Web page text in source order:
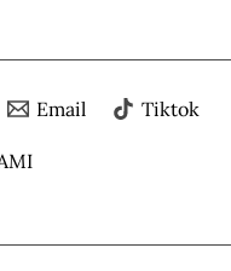
Email Tiktok